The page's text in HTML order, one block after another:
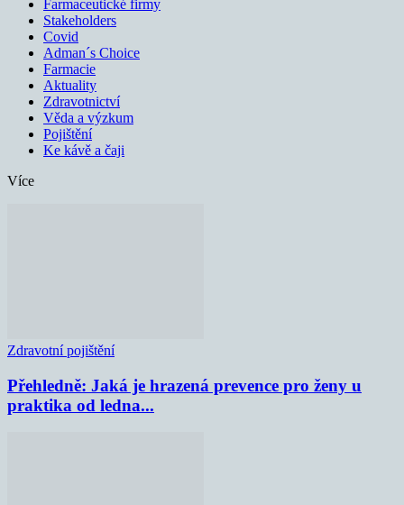
Farmaceutické firmy
Stakeholders
Covid
Adman´s Choice
Farmacie
Aktuality
Zdravotnictví
Věda a výzkum
Pojištění
Ke kávě a čaji
Více
Zdravotní pojištění
Přehledně: Jaká je hrazená prevence pro ženy u
praktika od ledna...